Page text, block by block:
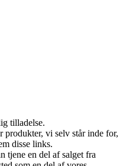
tilladelse.
vi selv står inde for,
disse links.
tjene en del af salget fra